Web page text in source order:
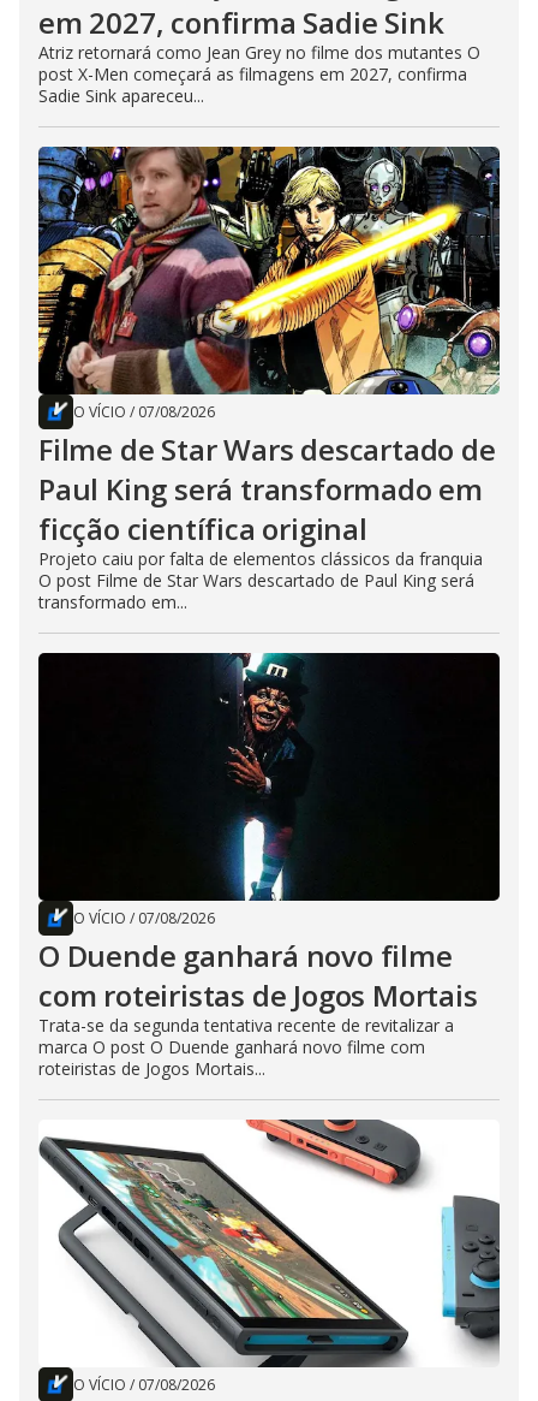
em 2027, confirma Sadie Sink
Atriz retornará como Jean Grey no filme dos mutantes O
post X-Men começará as filmagens em 2027, confirma
Sadie Sink apareceu...
O VÍCIO / 07/08/2026
Filme de Star Wars descartado de
Paul King será transformado em
ficção científica original
Projeto caiu por falta de elementos clássicos da franquia
O post Filme de Star Wars descartado de Paul King será
transformado em...
O VÍCIO / 07/08/2026
O Duende ganhará novo filme
com roteiristas de Jogos Mortais
Trata-se da segunda tentativa recente de revitalizar a
marca O post O Duende ganhará novo filme com
roteiristas de Jogos Mortais...
O VÍCIO / 07/08/2026